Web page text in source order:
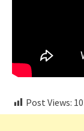
Post Views: